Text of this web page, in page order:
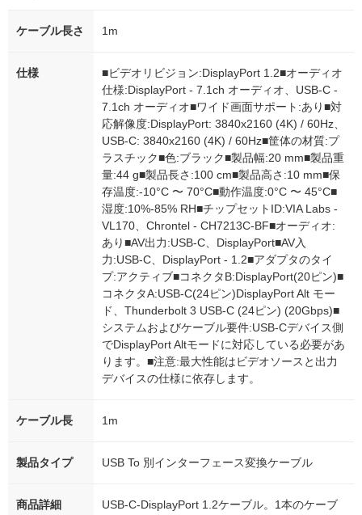
ケーブル長さ 1m
仕様
■ビデオリビジョン:DisplayPort 1.2■オーディオ
仕様:DisplayPort - 7.1ch オーディオ、USB-C -
7.1ch オーディオ■ワイド画面サポート:あり■対
応解像度:DisplayPort: 3840x2160 (4K) / 60Hz、
USB-C: 3840x2160 (4K) / 60Hz■筐体の材質:プ
ラスチック■色:ブラック■製品幅:20 mm■製品重
量:44 g■製品長さ:100 cm■製品高さ:10 mm■保
存温度:-10°C 〜 70°C■動作温度:0°C 〜 45°C■
湿度:10%-85% RH■チップセットID:VIA Labs -
VL170、Chrontel - CH7213C-BF■オーディオ:
あり■AV出力:USB-C、DisplayPort■AV入
力:USB-C、DisplayPort - 1.2■アダプタのタイ
プ:アクティブ■コネクタB:DisplayPort(20ピン)■
コネクタA:USB-C(24ピン)DisplayPort Alt モー
ド、Thunderbolt 3 USB-C (24ピン) (20Gbps)■
システムおよびケーブル要件:USB-Cデバイス側
でDisplayPort Altモードに対応している必要があ
ります。■注意:最大性能はビデオソースと出力
デバイスの仕様に依存します。
ケーブル長 1m
製品タイプ USB To 別インターフェース変換ケーブル
商品詳細 USB-C-DisplayPort 1.2ケーブル。1本のケーブ